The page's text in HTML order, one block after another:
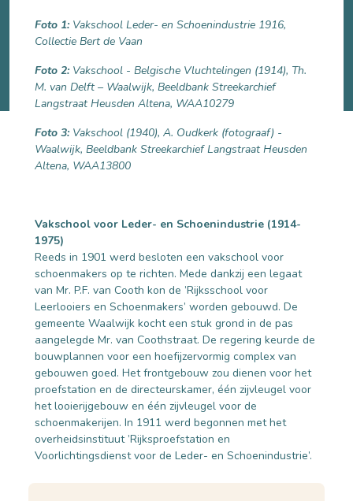
Foto 1: Vakschool Leder- en Schoenindustrie 1916,
Collectie Bert de Vaan
Foto 2: Vakschool - Belgische Vluchtelingen (1914), Th.
M. van Delft – Waalwijk, Beeldbank Streekarchief
Langstraat Heusden Altena, WAA10279
Foto 3: Vakschool (1940), A. Oudkerk (fotograaf) -
Waalwijk, Beeldbank Streekarchief Langstraat Heusden
Altena, WAA13800
Vakschool voor Leder- en Schoenindustrie (1914-
1975)
Reeds in 1901 werd besloten een vakschool voor
schoenmakers op te richten. Mede dankzij een legaat
van Mr. P.F. van Cooth kon de ’Rijksschool voor
Leerlooiers en Schoenmakers’ worden gebouwd. De
gemeente Waalwijk kocht een stuk grond in de pas
aangelegde Mr. van Coothstraat. De regering keurde de
bouwplannen voor een hoefijzervormig complex van
gebouwen goed. Het frontgebouw zou dienen voor het
proefstation en de directeurskamer, één zijvleugel voor
het looierijgebouw en één zijvleugel voor de
schoenmakerijen. In 1911 werd begonnen met het
overheidsinstituut ’Rijksproefstation en
Voorlichtingsdienst voor de Leder- en Schoenindustrie’.